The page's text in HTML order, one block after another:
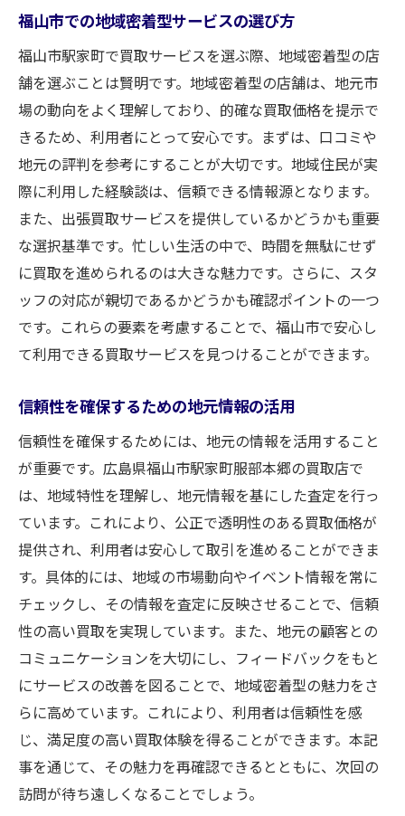
福山市での地域密着型サービスの選び方
福山市駅家町で買取サービスを選ぶ際、地域密着型の店
舗を選ぶことは賢明です。地域密着型の店舗は、地元市
場の動向をよく理解しており、的確な買取価格を提示で
きるため、利用者にとって安心です。まずは、口コミや
地元の評判を参考にすることが大切です。地域住民が実
際に利用した経験談は、信頼できる情報源となります。
また、出張買取サービスを提供しているかどうかも重要
な選択基準です。忙しい生活の中で、時間を無駄にせず
に買取を進められるのは大きな魅力です。さらに、スタ
ッフの対応が親切であるかどうかも確認ポイントの一つ
です。これらの要素を考慮することで、福山市で安心し
て利用できる買取サービスを見つけることができます。
信頼性を確保するための地元情報の活用
信頼性を確保するためには、地元の情報を活用すること
が重要です。広島県福山市駅家町服部本郷の買取店で
は、地域特性を理解し、地元情報を基にした査定を行っ
ています。これにより、公正で透明性のある買取価格が
提供され、利用者は安心して取引を進めることができま
す。具体的には、地域の市場動向やイベント情報を常に
チェックし、その情報を査定に反映させることで、信頼
性の高い買取を実現しています。また、地元の顧客との
コミュニケーションを大切にし、フィードバックをもと
にサービスの改善を図ることで、地域密着型の魅力をさ
らに高めています。これにより、利用者は信頼性を感
じ、満足度の高い買取体験を得ることができます。本記
事を通じて、その魅力を再確認できるとともに、次回の
訪問が待ち遠しくなることでしょう。